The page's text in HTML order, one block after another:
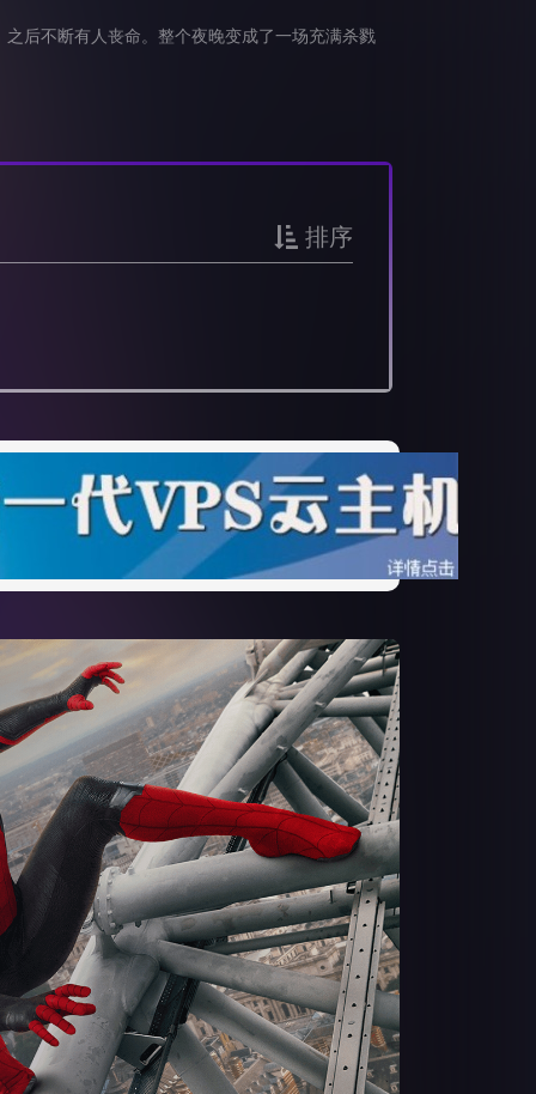
后不断有人丧命。整个夜晚变成了一场充满杀戮
排序